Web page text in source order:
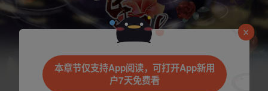
本章节仅支持App阅读，可打开App新用
户7天免费看